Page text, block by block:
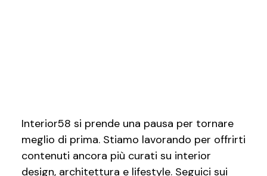
Interior58 si prende una pausa per tornare
meglio di prima. Stiamo lavorando per offrirti
contenuti ancora più curati su interior
design, architettura e lifestyle. Seguici sui